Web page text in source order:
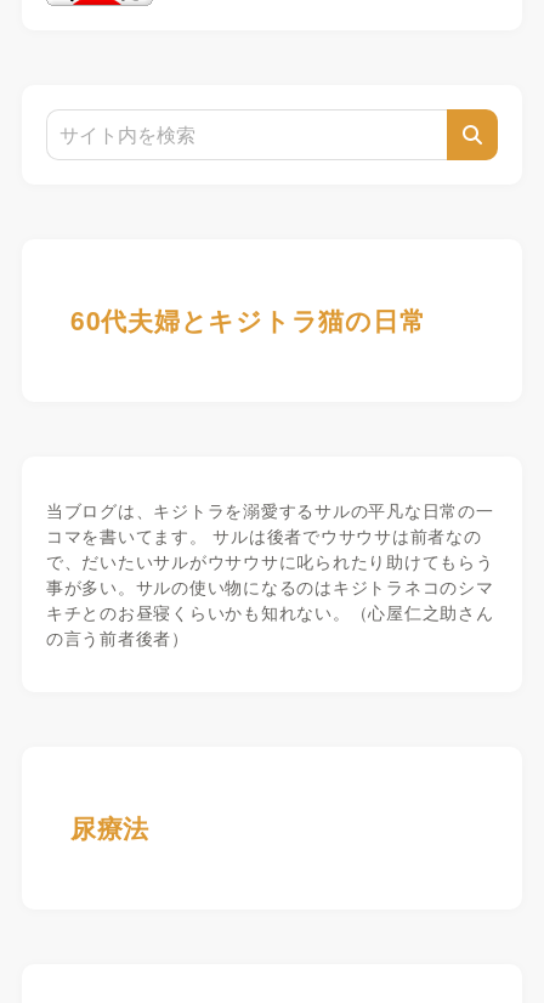
60代夫婦とキジトラ猫の日常
当ブログは、キジトラを溺愛するサルの平凡な日常の一
コマを書いてます。 サルは後者でウサウサは前者なの
で、だいたいサルがウサウサに叱られたり助けてもらう
事が多い。サルの使い物になるのはキジトラネコのシマ
キチとのお昼寝くらいかも知れない。（心屋仁之助さん
の言う前者後者）
尿療法